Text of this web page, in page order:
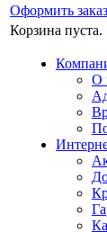
Оформить заказ
Корзина пуста.
О